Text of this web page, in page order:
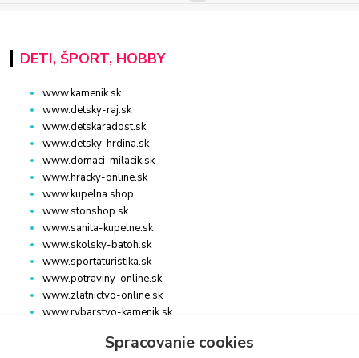
DETI, ŠPORT, HOBBY
www.kamenik.sk
www.detsky-raj.sk
www.detskaradost.sk
www.detsky-hrdina.sk
www.domaci-milacik.sk
www.hracky-online.sk
www.kupelna.shop
www.stonshop.sk
www.sanita-kupelne.sk
www.skolsky-batoh.sk
www.sportaturistika.sk
www.potraviny-online.sk
www.zlatnictvo-online.sk
www.rybarstvo-kamenik.sk
Spracovanie cookies